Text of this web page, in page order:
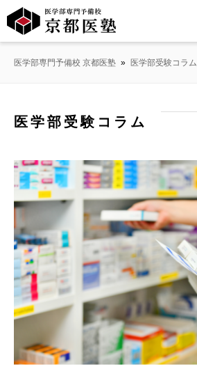
医学部専門予備校 京都医塾 » 医学部受験コラム
医学部受験コラム